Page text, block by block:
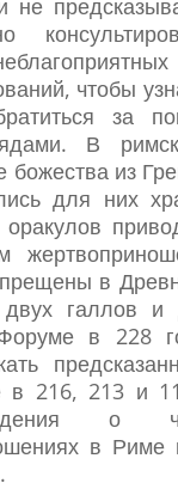
не
чтобы
за
В
божества из
для них
оракулов
в
двух галлов и
в 228
в 216, 213 и
о
в Риме